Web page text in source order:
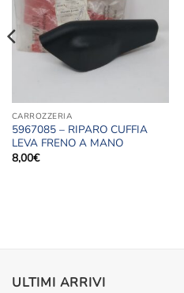
desideri
CARROZZERIA
5967085 – RIPARO CUFFIA
LEVA FRENO A MANO
8,00€
ULTIMI ARRIVI